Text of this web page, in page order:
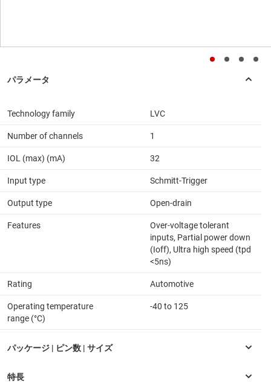
Technology family LVC
Number of channels 1
IOL (max) (mA) 32
Input type Schmitt-Trigger
Output type Open-drain
Features
Over-voltage tolerant
inputs, Partial power down
(Ioff), Ultra high speed (tpd
<5ns)
Rating Automotive
Operating temperature
range (°C)
-40 to 125